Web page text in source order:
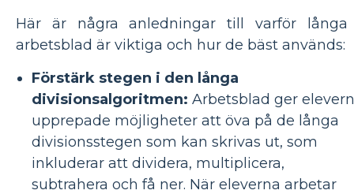
Här är några anledningar till varför långa
arbetsblad är viktiga och hur de bäst används:
Förstärk stegen i den långa
divisionsalgoritmen: Arbetsblad ger
upprepade möjligheter att öva på de långa
divisionsstegen som kan skrivas ut, som
inkluderar att dividera, multiplicera,
subtrahera och få ner. När eleverna arbetar